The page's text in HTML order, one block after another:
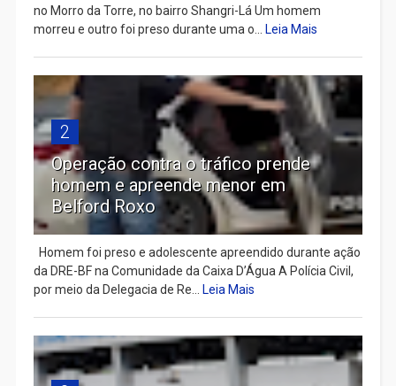
no Morro da Torre, no bairro Shangri-Lá Um homem
morreu e outro foi preso durante uma o... Leia Mais
2
Operação contra o tráfico prende
homem e apreende menor em
Belford Roxo
Homem foi preso e adolescente apreendido durante ação
da DRE-BF na Comunidade da Caixa D’Água A Polícia Civil,
por meio da Delegacia de Re... Leia Mais